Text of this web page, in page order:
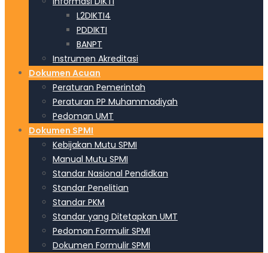
L2DIKTI4
PDDIKTI
BANPT
Instrumen Akreditasi
Dokumen Acuan
Peraturan Pemerintah
Peraturan PP Muhammadiyah
Pedoman UMT
Dokumen SPMI
Kebijakan Mutu SPMI
Manual Mutu SPMI
Standar Nasional Pendidkan
Standar Penelitian
Standar PKM
Standar yang Ditetapkan UMT
Pedoman Formulir SPMI
Dokumen Formulir SPMI